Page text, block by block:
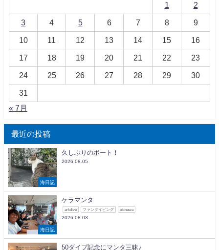
1 2
3 4 5 6 7 8 9
10 11 12 13 14 15 16
17 18 19 20 21 22 23
24 25 26 27 28 29 30
31
« 7月
最近の投稿
海日記
久しぶりのボート！
2026.08.05
海日記
ケラマンタ
arkdive ファンダイビング okinawa
2026.08.03
50ダイブ記念にマンタ三昧♪